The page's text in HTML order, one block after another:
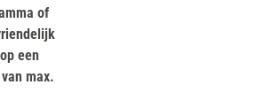
of
een
max.